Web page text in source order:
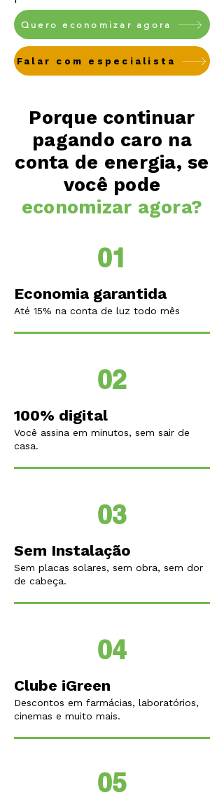
Quero economizar agora
Falar com especialista
Porque continuar
pagando caro na
conta de energia, se
você pode
economizar agora?
01
Economia garantida
Até 15% na conta de luz todo mês
02
100% digital
Você assina em minutos, sem sair de
casa.
03
Sem Instalação
Sem placas solares, sem obra, sem dor
de cabeça.
04
Clube iGreen
Descontos em farmácias, laboratórios,
cinemas e muito mais.
05